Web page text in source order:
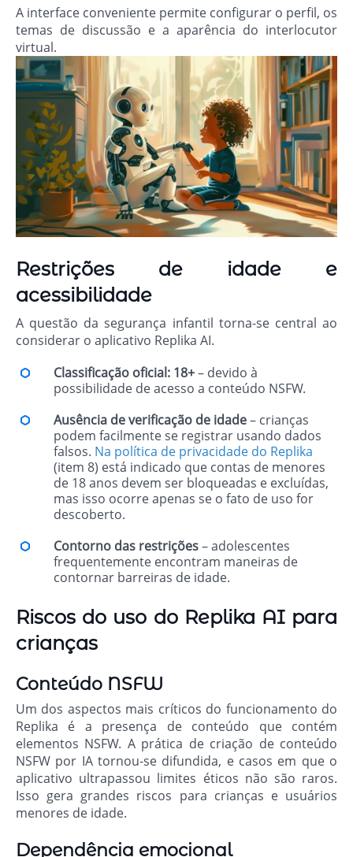
A interface conveniente permite configurar o perfil, os
temas de discussão e a aparência do interlocutor
virtual.
Restrições de idade e
acessibilidade
A questão da segurança infantil torna-se central ao
considerar o aplicativo Replika AI.
Classificação oficial: 18+– devido à
possibilidade de acesso a conteúdo NSFW.
Ausência de verificação de idade– crianças
podem facilmente se registrar usando dados
falsos. Na política de privacidade do Replika
(item 8) está indicado que contas de menores
de 18 anos devem ser bloqueadas e excluídas,
mas isso ocorre apenas se o fato de uso for
descoberto.
Contorno das restrições– adolescentes
frequentemente encontram maneiras de
contornar barreiras de idade.
Riscos do uso do Replika AI para
crianças
Conteúdo NSFW
Um dos aspectos mais críticos do funcionamento do
Replika é a presença de conteúdo que contém
elementos NSFW. A prática de criação de conteúdo
NSFW por IA tornou-se difundida, e casos em que o
aplicativo ultrapassou limites éticos não são raros.
Isso gera grandes riscos para crianças e usuários
menores de idade.
Dependência emocional